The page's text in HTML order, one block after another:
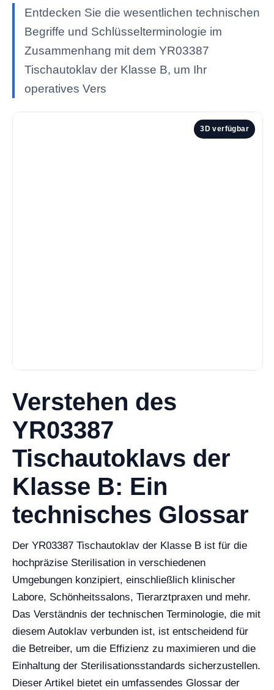
Entdecken Sie die wesentlichen technischen
Begriffe und Schlüsselterminologie im
Zusammenhang mit dem YR03387
Tischautoklav der Klasse B, um Ihr
operatives Vers
3D verfügbar
Verstehen des
YR03387
Tischautoklavs der
Klasse B: Ein
technisches Glossar
Der YR03387 Tischautoklav der Klasse B ist für die
hochpräzise Sterilisation in verschiedenen
Umgebungen konzipiert, einschließlich klinischer
Labore, Schönheitssalons, Tierarztpraxen und mehr.
Das Verständnis der technischen Terminologie, die mit
diesem Autoklav verbunden ist, ist entscheidend für
die Betreiber, um die Effizienz zu maximieren und die
Einhaltung der Sterilisationsstandards sicherzustellen.
Dieser Artikel bietet ein umfassendes Glossar der